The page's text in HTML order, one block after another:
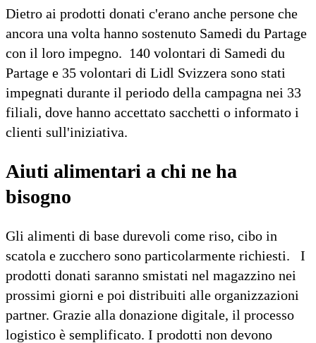
Dietro ai prodotti donati c'erano anche persone che
ancora una volta hanno sostenuto Samedi du Partage
con il loro impegno. 140 volontari di Samedi du
Partage e 35 volontari di Lidl Svizzera sono stati
impegnati durante il periodo della campagna nei 33
filiali, dove hanno accettato sacchetti o informato i
clienti sull'iniziativa.
Aiuti alimentari a chi ne ha
bisogno
Gli alimenti di base durevoli come riso, cibo in
scatola e zucchero sono particolarmente richiesti. I
prodotti donati saranno smistati nel magazzino nei
prossimi giorni e poi distribuiti alle organizzazioni
partner. Grazie alla donazione digitale, il processo
logistico è semplificato. I prodotti non devono